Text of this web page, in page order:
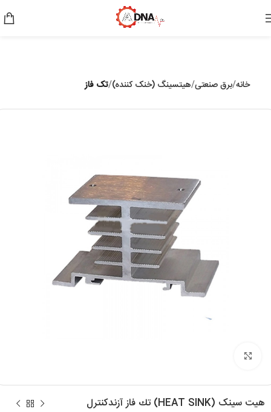
خانه برق صنعتی هیتسینگ (خنک کننده) تک فاز
هیت سینک (HEAT SINK) تك فاز آزندکنترل